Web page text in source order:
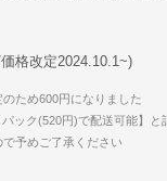
格改定2024.10.1~)
ため600円になりました
ック(520円)で配送可能】と
予めご了承ください